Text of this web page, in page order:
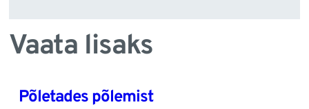
Vaata lisaks
Põletades põlemist